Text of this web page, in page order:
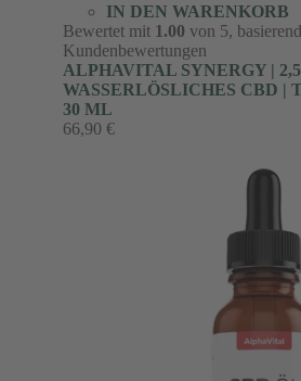
IN DEN WARENKORB
Bewertet mit 1.00 von 5,
Kundenbewertungen
ALPHAVITAL SYNERGY |
WASSERLÖSLICHES CBD |
30 ML
66,90 €